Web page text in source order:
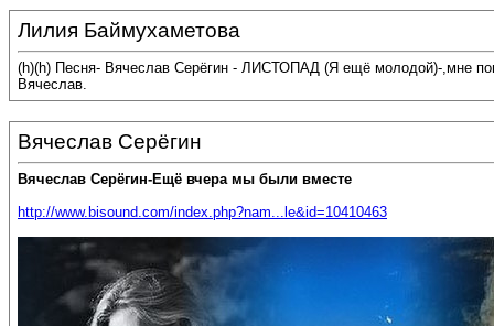
Лилия Баймухаметова
(h)(h) Песня- Вячеслав Серёгин - ЛИСТОПАД (Я ещё молодой)-,мне
Вячеслав.
Вячеслав Серёгин
Вячеслав Серёгин-Ещё вчера мы были вместе
http://www.bisound.com/index.php?nam...le&id=10410463